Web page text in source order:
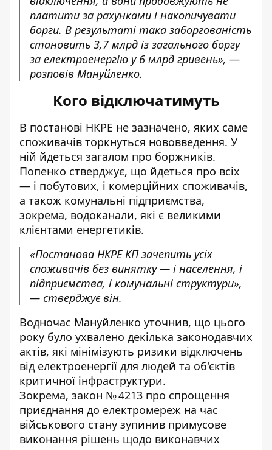
платити за рахунками і накопичувати
борги. В результаті така заборгованість
становить 3,7 млрд із загального боргу
за електроенергію у 6 млрд гривень», —
розповів Мануйленко.
Кого відключатимуть
В постанові НКРЕ не зазначено, яких саме
споживачів торкнуться нововведення. У
ній йдеться загалом про боржників.
Попенко стверджує, що йдеться про всіх
— і побутових, і комерційних споживачів,
а також комунальні підприємства,
зокрема, водоканали, які є великими
клієнтами енергетиків.
«Постанова НКРЕ КП зачепить усіх
споживачів без винятку — і населення, і
підприємства, і комунальні структури»,
— стверджує він.
Водночас Мануйленко уточнив, що цього
року було ухвалено декілька законодавчих
актів, які мінімізують ризики відключень
від електроенергії для людей та об'єктів
критичної інфраструктури.
Зокрема, закон № 4213 про спрощення
приєднання до електромереж на час
військового стану зупинив примусове
виконання рішень щодо виконавчих